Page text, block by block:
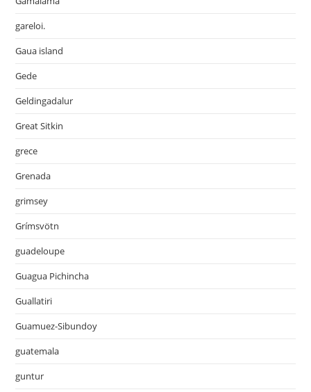
gareloi.
Gaua island
Gede
Geldingadalur
Great Sitkin
grece
Grenada
grimsey
Grímsvötn
guadeloupe
Guagua Pichincha
Guallatiri
Guamuez-Sibundoy
guatemala
guntur